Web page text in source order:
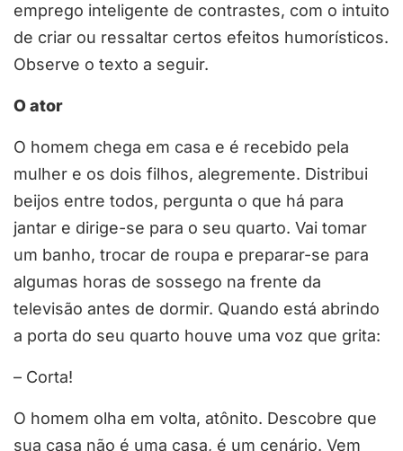
emprego inteligente de contrastes, com o intuito
de criar ou ressaltar certos efeitos humorísticos.
Observe o texto a seguir.
O ator
O homem chega em casa e é recebido pela
mulher e os dois filhos, alegremente. Distribui
beijos entre todos, pergunta o que há para
jantar e dirige-se para o seu quarto. Vai tomar
um banho, trocar de roupa e preparar-se para
algumas horas de sossego na frente da
televisão antes de dormir. Quando está abrindo
a porta do seu quarto houve uma voz que grita:
– Corta!
O homem olha em volta, atônito. Descobre que
sua casa não é uma casa, é um cenário. Vem